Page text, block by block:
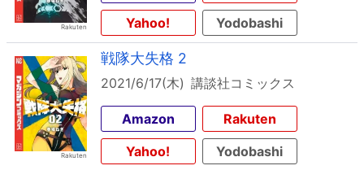
Yahoo!
Yodobashi
戦隊大失格 2
2021/6/17(木) 講談社コミックス
Amazon
Rakuten
Yahoo!
Yodobashi